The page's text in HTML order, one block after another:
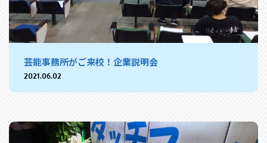
芸能事務所がご来校！企業説明会
2021.06.02